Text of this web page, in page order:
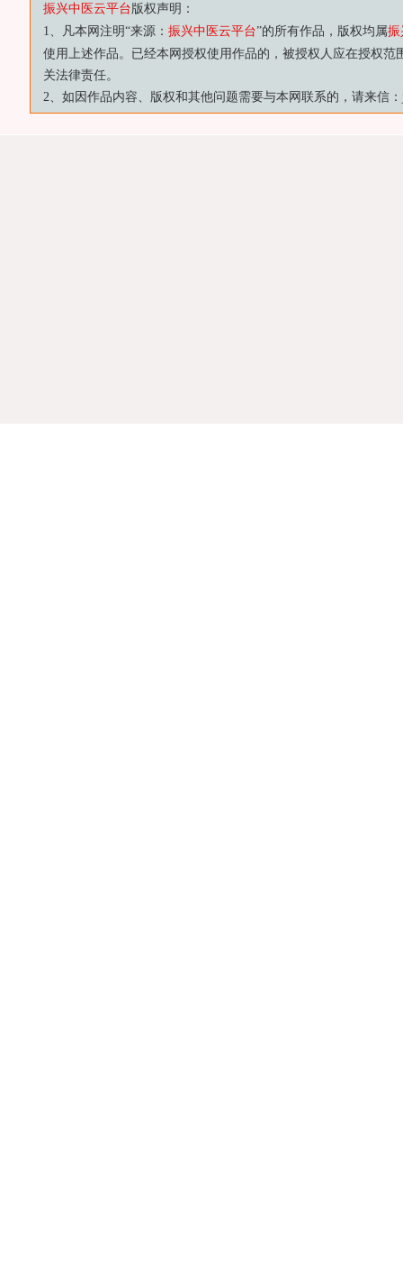
振兴中医云平台版权声明：
1、凡本网注明“来源： 振兴中医云平台”的所有作品，版权均属振
使用上述作品。已经本网授权使用作品的，被授权人应在授权范
关法律责任。
2、如因作品内容、版权和其他问题需要与本网联系的，请来信：